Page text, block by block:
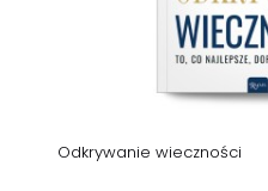
Odkrywanie wieczności